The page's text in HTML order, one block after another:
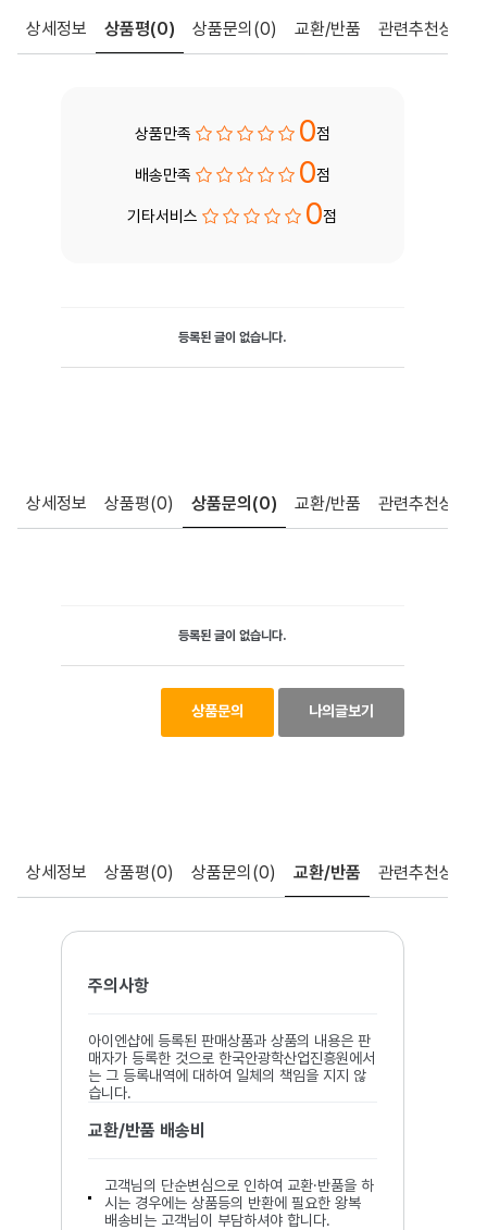
상세정보 상품평(0) 상품문의 (0) 교환/반품 관련추천상품
상품만족 0점
배송만족 0점
기타서비스 0점
등록된 글이 없습니다.
상세정보 상품평(0) 상품문의 (0) 교환/반품 관련추천상품
등록된 글이 없습니다.
상품문의 나의글보기
상세정보 상품평(0) 상품문의 (0) 교환/반품 관련추천상품
주의사항
아이엔샵에 등록된 판매상품과 상품의 내용은 판
매자가 등록한 것으로 한국안광학산업진흥원에서
는 그 등록내역에 대하여 일체의 책임을 지지 않
습니다.
교환/반품 배송비
고객님의 단순변심으로 인하여 교환·반품을 하
시는 경우에는 상품등의 반환에 필요한 왕복
배송비는 고객님이 부담하셔야 합니다.